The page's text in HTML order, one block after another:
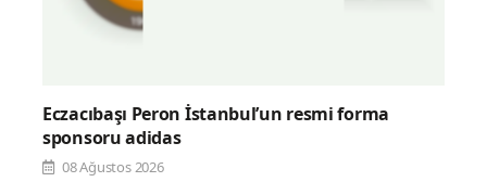
Eczacıbaşı Peron İstanbul’un resmi forma
sponsoru adidas
08 Ağustos 2026